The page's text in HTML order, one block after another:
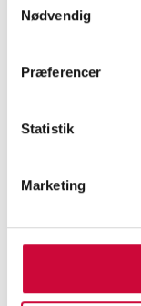
Nødvendig
Præferencer
Statistik
Marketing